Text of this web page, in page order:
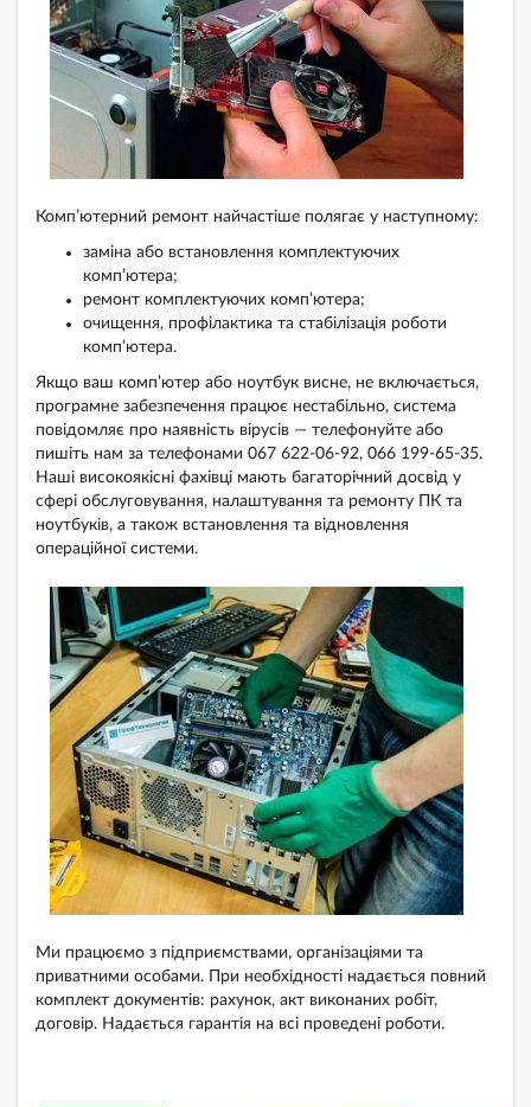
Комп’ютерний ремонт найчастіше полягає у наступному:
заміна або встановлення комплектуючих
комп’ютера;
ремонт комплектуючих комп’ютера;
очищення, профілактика та стабілізація роботи
комп’ютера.
Якщо ваш комп’ютер або ноутбук висне, не включається,
програмне забезпечення працює нестабільно, система
повідомляє про наявність вірусів — телефонуйте або
пишіть нам за телефонами 067 622-06-92, 066 199-65-35.
Наші високоякісні фахівці мають багаторічний досвід у
сфері обслуговування, налаштування та ремонту ПК та
ноутбуків, а також встановлення та відновлення
операційної системи.
Ми працюємо з підприємствами, організаціями та
приватними особами. При необхідності надається повний
комплект документів: рахунок, акт виконаних робіт,
договір. Надається гарантія на всі проведені роботи.